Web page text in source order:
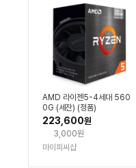
AMD 라이젠5-4세대 560
0G (세잔) (정품)
223,600원
3,000원
마이피씨샵